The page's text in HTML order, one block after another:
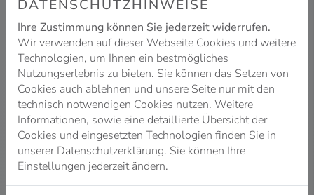
DATENSCHUTZHINWEISE
Ihre Zustimmung können Sie jederzeit widerrufen.
Wir verwenden auf dieser Webseite Cookies und weitere
Technologien, um Ihnen ein bestmögliches
Nutzungserlebnis zu bieten. Sie können das Setzen von
Cookies auch ablehnen und unsere Seite nur mit den
technisch notwendigen Cookies nutzen. Weitere
Informationen, sowie eine detaillierte Übersicht der
Cookies und eingesetzten Technologien finden Sie in
unserer Datenschutzerklärung. Sie können Ihre
Einstellungen jederzeit ändern.